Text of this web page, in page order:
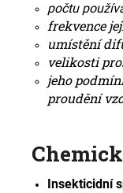
počtu
frekvence
umístění
velikosti
jeho
proudění
Insekticidní